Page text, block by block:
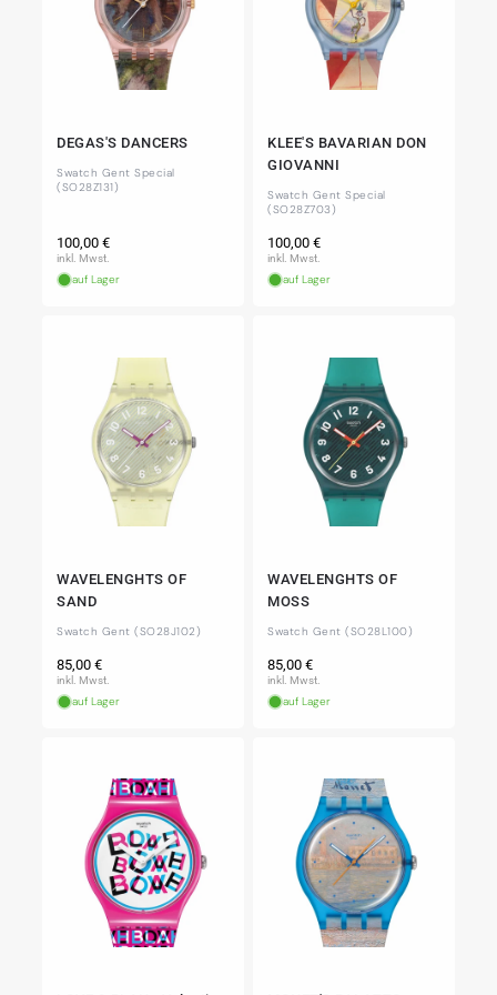
DEGAS'S DANCERS
Swatch Gent Special
(SO28Z131)
Normaler
Preis
100,00 €
inkl. Mwst.
auf Lager
KLEE'S BAVARIAN DON
GIOVANNI
Swatch Gent Special
(SO28Z703)
Normaler
Preis
100,00 €
inkl. Mwst.
auf Lager
WAVELENGHTS OF
SAND
Swatch Gent (SO28J102)
Normaler
Preis
85,00 €
inkl. Mwst.
auf Lager
WAVELENGHTS OF
MOSS
Swatch Gent (SO28L100)
Normaler
Preis
85,00 €
inkl. Mwst.
auf Lager